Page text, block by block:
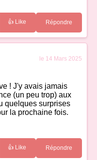
👍 Like Répondre
le 14 Mars 2025
! J'y avais jamais
(un peu trop) aux
quelques surprises
la prochaine fois.
👍 Like Répondre